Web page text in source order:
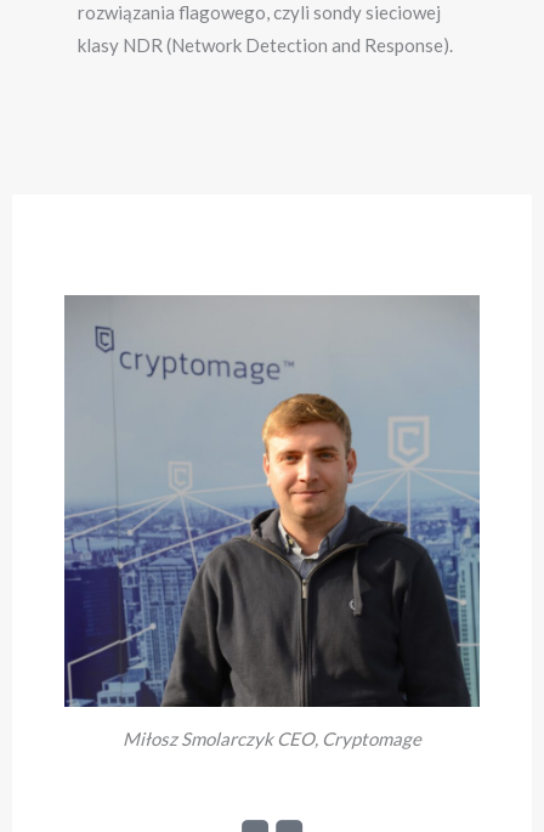
rozwiązania flagowego, czyli sondy sieciowej
klasy NDR (Network Detection and Response).
Miłosz Smolarczyk CEO, Cryptomage